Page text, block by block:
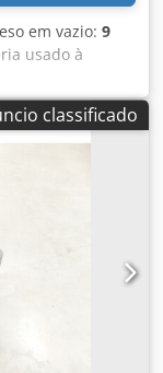
em vazio: 9
usado à
Eofx Am
de fabrico: 2021
de transporte.
unidades!
classificado